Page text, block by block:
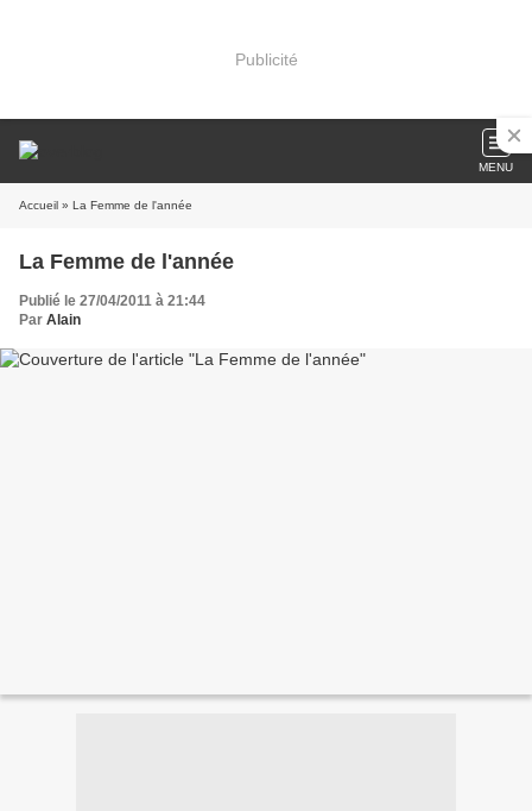
Publicité
MENU
Accueil » La Femme de l'année
La Femme de l'année
Publié le 27/04/2011 à 21:44
Par Alain